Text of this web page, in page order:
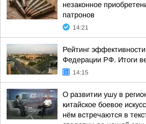
незаконное
патронов
14:21
Рейтинг
Федерации РФ. Итоги
14:15
О развитии ушу в
китайское боевое
нём встречаются в